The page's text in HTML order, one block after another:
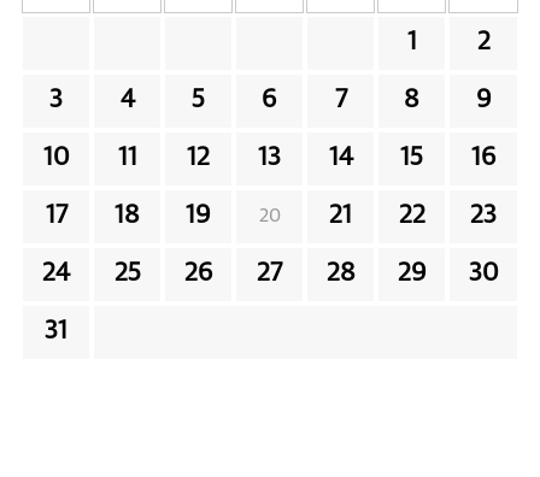
1 2
3 4 5 6 7 8 9
10 11 12 13 14 15 16
17 18 19 20 21 22 23
24 25 26 27 28 29 30
31